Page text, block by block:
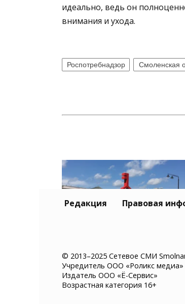
идеально, ведь он
внимания и ухода.
Роспотребнадзор Смоленская
«Гастролето» в
Смоленске: впервые на
фестивале появится
улица «СВОЕ.РОДНОЕ»
Редакция Правовая
© 2013–2025 Сетевое СМИ
Учредитель ООО «Роликс медиа»
Издатель ООО «Ё-Сервис»
Возрастная категория 16+